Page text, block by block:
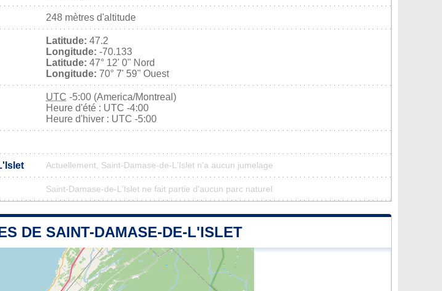
248 mètres d'altitude
Latitude: 47.2
Longitude: -70.133
Latitude: 47° 12' 0'' Nord
Longitude: 70° 7' 59'' Ouest
UTC -5:00 (America/Montreal)
Heure d'été : UTC -4:00
Heure d'hiver : UTC -5:00
Actuellement, Saint-Damase-de-L'Islet n'a aucun jumelage
Saint-Damase-de-L'Islet ne fait partie d'aucun parc naturel
DE SAINT-DAMASE-DE-L'ISLET